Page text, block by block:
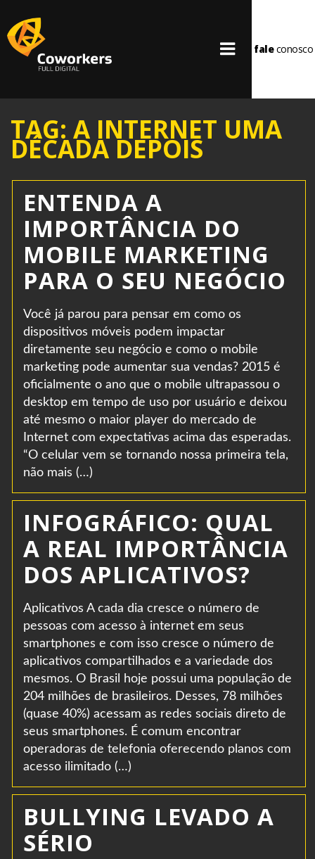
faleconosco
TAG: A INTERNET UMA
DÉCADA DEPOIS
ENTENDA A
IMPORTÂNCIA DO
MOBILE MARKETING
PARA O SEU NEGÓCIO
Você já parou para pensar em como os
dispositivos móveis podem impactar
diretamente seu negócio e como o mobile
marketing pode aumentar sua vendas? 2015 é
oficialmente o ano que o mobile ultrapassou o
desktop em tempo de uso por usuário e deixou
até mesmo o maior player do mercado de
Internet com expectativas acima das esperadas.
“O celular vem se tornando nossa primeira tela,
não mais (…)
INFOGRÁFICO: QUAL
A REAL IMPORTÂNCIA
DOS APLICATIVOS?
Aplicativos A cada dia cresce o número de
pessoas com acesso à internet em seus
smartphones e com isso cresce o número de
aplicativos compartilhados e a variedade dos
mesmos. O Brasil hoje possui uma população de
204 milhões de brasileiros. Desses, 78 milhões
(quase 40%) acessam as redes sociais direto de
seus smartphones. É comum encontrar
operadoras de telefonia oferecendo planos com
acesso ilimitado (…)
BULLYING LEVADO A
SÉRIO